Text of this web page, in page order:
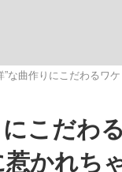
した“NPB聞...
”な曲作りにこだわるワ
こだわ
かれち